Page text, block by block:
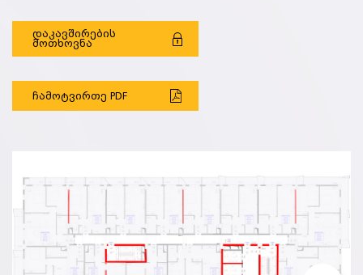
დაკავშირების
მოთხოვნა
ჩამოტვირთე PDF